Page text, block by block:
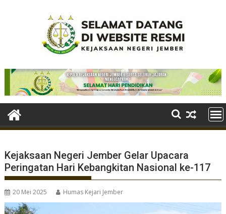
Kejaksaan Negeri Jember Gelar Upacara
Peringatan Hari Kebangkitan Nasional ke-117
20 Mei 2025 Humas Kejari Jember